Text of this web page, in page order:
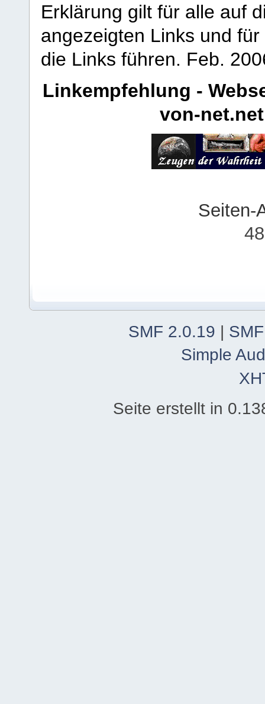
Erklärung gilt für alle auf
angezeigten Links und
die Links führen. Feb.
Linkempfehlung -
von-net.net
Seiten-
SMF 2.0.19
Simple
Seite erstellt in